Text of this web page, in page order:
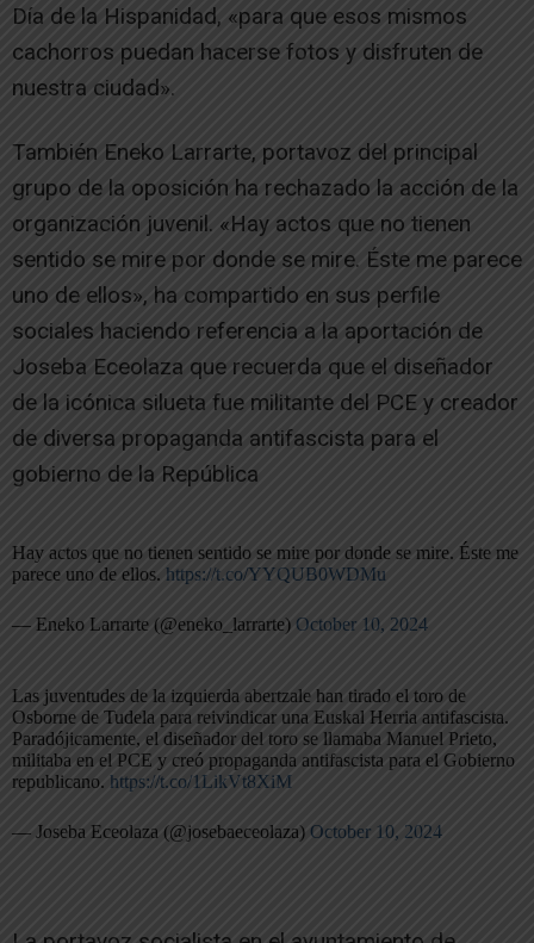
Día de la Hispanidad, «para que esos mismos
cachorros puedan hacerse fotos y disfruten de
nuestra ciudad».
También Eneko Larrarte, portavoz del principal
grupo de la oposición ha rechazado la acción de la
organización juvenil. «Hay actos que no tienen
sentido se mire por donde se mire. Éste me parece
uno de ellos», ha compartido en sus perfile
sociales haciendo referencia a la aportación de
Joseba Eceolaza que recuerda que el diseñador
de la icónica silueta fue militante del PCE y creador
de diversa propaganda antifascista para el
gobierno de la República
Hay actos que no tienen sentido se mire por donde se mire. Éste me
parece uno de ellos. https://t.co/YYQUB0WDMu
— Eneko Larrarte (@eneko_larrarte) October 10, 2024
Las juventudes de la izquierda abertzale han tirado el toro de
Osborne de Tudela para reivindicar una Euskal Herria antifascista.
Paradójicamente, el diseñador del toro se llamaba Manuel Prieto,
militaba en el PCE y creó propaganda antifascista para el Gobierno
republicano. https://t.co/1LikVt8XiM
— Joseba Eceolaza (@josebaeceolaza) October 10, 2024